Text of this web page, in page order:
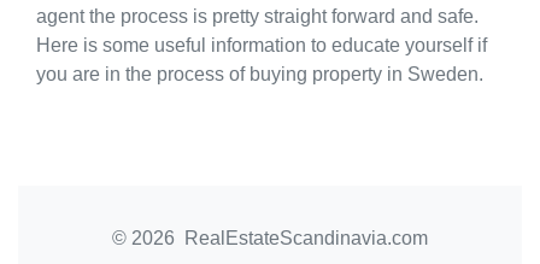
agent the process is pretty straight forward and safe.
Here is some useful information to educate yourself if
you are in the process of buying property in Sweden.
© 2026 RealEstateScandinavia.com